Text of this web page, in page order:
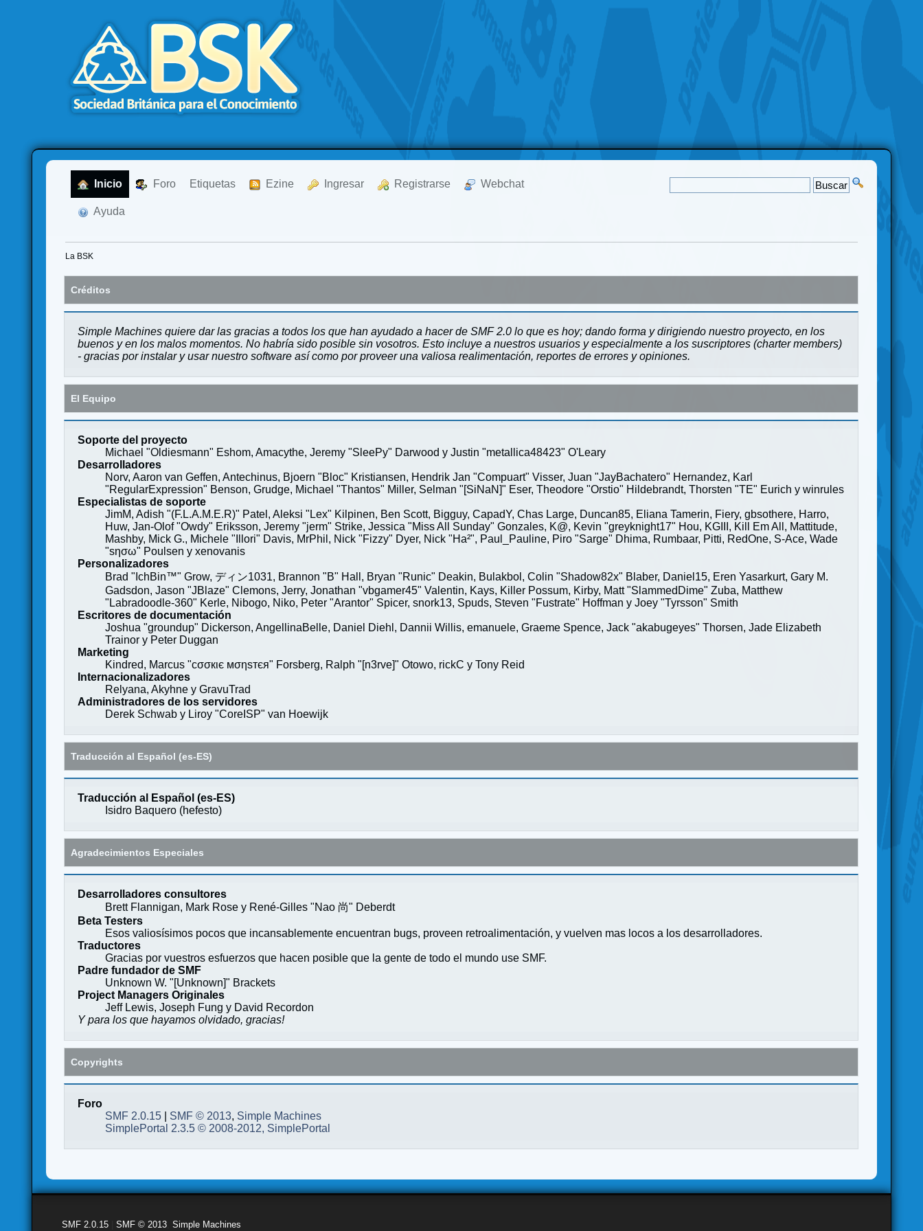
Inicio Foro Etiquetas Ezine Ingresar Registrarse Webchat
Ayuda
La BSK
Créditos
Simple Machines quiere dar las gracias a todos los que han ayudado a hacer de SMF 2.0 lo que es hoy; dando forma y dirigiendo nuestro proyecto, en los
buenos y en los malos momentos. No habría sido posible sin vosotros. Esto incluye a nuestros usuarios y especialmente a los suscriptores (charter members)
- gracias por instalar y usar nuestro software así como por proveer una valiosa realimentación, reportes de errores y opiniones.
El Equipo
Soporte del proyecto
Michael "Oldiesmann" Eshom, Amacythe, Jeremy "SleePy" Darwood y Justin "metallica48423" O'Leary
Desarrolladores
Norv, Aaron van Geffen, Antechinus, Bjoern "Bloc" Kristiansen, Hendrik Jan "Compuart" Visser, Juan "JayBachatero" Hernandez, Karl
"RegularExpression" Benson, Grudge, Michael "Thantos" Miller, Selman "[SiNaN]" Eser, Theodore "Orstio" Hildebrandt, Thorsten "TE" Eurich y winrules
Especialistas de soporte
JimM, Adish "(F.L.A.M.E.R)" Patel, Aleksi "Lex" Kilpinen, Ben Scott, Bigguy, CapadY, Chas Large, Duncan85, Eliana Tamerin, Fiery, gbsothere, Harro,
Huw, Jan-Olof "Owdy" Eriksson, Jeremy "jerm" Strike, Jessica "Miss All Sunday" Gonzales, K@, Kevin "greyknight17" Hou, KGIII, Kill Em All, Mattitude,
Mashby, Mick G., Michele "Illori" Davis, MrPhil, Nick "Fizzy" Dyer, Nick "Ha²", Paul_Pauline, Piro "Sarge" Dhima, Rumbaar, Pitti, RedOne, S-Ace, Wade
"sησω" Poulsen y xenovanis
Personalizadores
Brad "IchBin™" Grow, ディン1031, Brannon "B" Hall, Bryan "Runic" Deakin, Bulakbol, Colin "Shadow82x" Blaber, Daniel15, Eren Yasarkurt, Gary M.
Gadsdon, Jason "JBlaze" Clemons, Jerry, Jonathan "vbgamer45" Valentin, Kays, Killer Possum, Kirby, Matt "SlammedDime" Zuba, Matthew
"Labradoodle-360" Kerle, Nibogo, Niko, Peter "Arantor" Spicer, snork13, Spuds, Steven "Fustrate" Hoffman y Joey "Tyrsson" Smith
Escritores de documentación
Joshua "groundup" Dickerson, AngellinaBelle, Daniel Diehl, Dannii Willis, emanuele, Graeme Spence, Jack "akabugeyes" Thorsen, Jade Elizabeth
Trainor y Peter Duggan
Marketing
Kindred, Marcus "cσσкιє мσηѕтєя" Forsberg, Ralph "[n3rve]" Otowo, rickC y Tony Reid
Internacionalizadores
Relyana, Akyhne y GravuTrad
Administradores de los servidores
Derek Schwab y Liroy "CoreISP" van Hoewijk
Traducción al Español (es-ES)
Traducción al Español (es-ES)
Isidro Baquero (hefesto)
Agradecimientos Especiales
Desarrolladores consultores
Brett Flannigan, Mark Rose y René-Gilles "Nao 尚" Deberdt
Beta Testers
Esos valiosísimos pocos que incansablemente encuentran bugs, proveen retroalimentación, y vuelven mas locos a los desarrolladores.
Traductores
Gracias por vuestros esfuerzos que hacen posible que la gente de todo el mundo use SMF.
Padre fundador de SMF
Unknown W. "[Unknown]" Brackets
Project Managers Originales
Jeff Lewis, Joseph Fung y David Recordon
Y para los que hayamos olvidado, gracias!
Copyrights
Foro
SMF 2.0.15
SMF © 2013, Simple Machines
SimplePortal 2.3.5 © 2008-2012, SimplePortal
SMF 2.0.15 |SMF © 2013 ,Simple Machines